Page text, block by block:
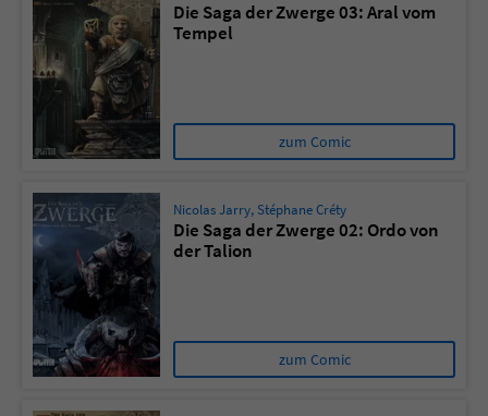
Die Saga der Zwerge 03: Aral vom
Tempel
zum Comic
Nicolas Jarry, Stéphane Créty
Die Saga der Zwerge 02: Ordo von
der Talion
zum Comic